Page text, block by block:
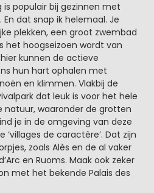
populair bij gezinnen met
dat snap ik helemaal. Je
plekken, een groot zwembad
het hoogseizoen wordt van
kunnen de actieve
hun hart ophalen met
en klimmen. Vlakbij de
dat leuk is voor het hele
natuur, waaronder de grotten
je in de omgeving van deze
de caractère’. Dat zijn
zoals Alès en de al vaker
en Ruoms. Maak ook zeker
met het bekende Palais des